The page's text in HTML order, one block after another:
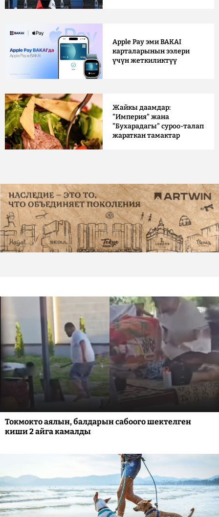
Apple Pay эми BAKAI
карталарынын ээлери
үчүн жеткиликтүү
Жайкы даамдар:
"Империя" жана
"Бухарадагы" суроо-талап
жараткан тамактар
Токмокто аялын, балдарын сабоого шектелген
киши 2 айга камалды